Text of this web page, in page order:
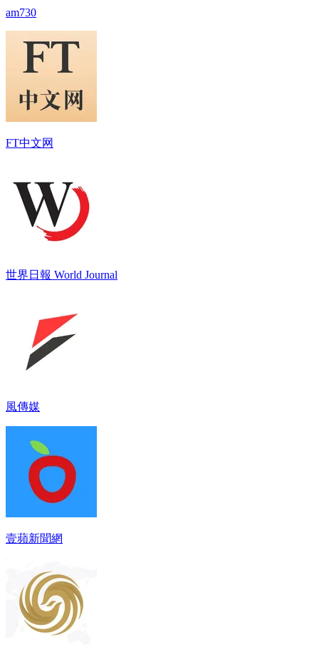
am730
FT中文网
世界日報 World Journal
風傳媒
壹蘋新聞網